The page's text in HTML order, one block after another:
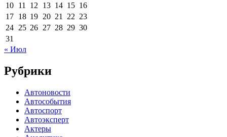
10 11 12 13 14 15 16
17 18 19 20 21 22 23
24 25 26 27 28 29 30
31
« Июл
Рубрики
Автоновости
Автособытия
Автоспорт
Автоэксперт
Актеры